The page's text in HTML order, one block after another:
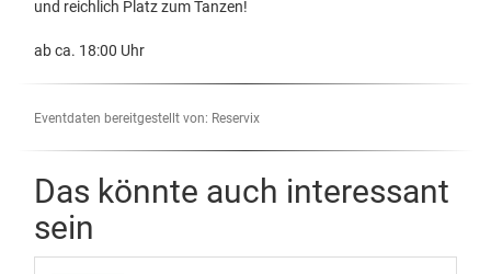
und reichlich Platz zum Tanzen!
ab ca. 18:00 Uhr
Eventdaten bereitgestellt von: Reservix
Das könnte auch interessant
sein